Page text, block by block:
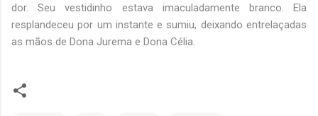
dor. Seu vestidinho estava imaculadamente branco. Ela
resplandeceu por um instante e sumiu, deixando entrelaçadas
as mãos de Dona Jurema e Dona Célia.